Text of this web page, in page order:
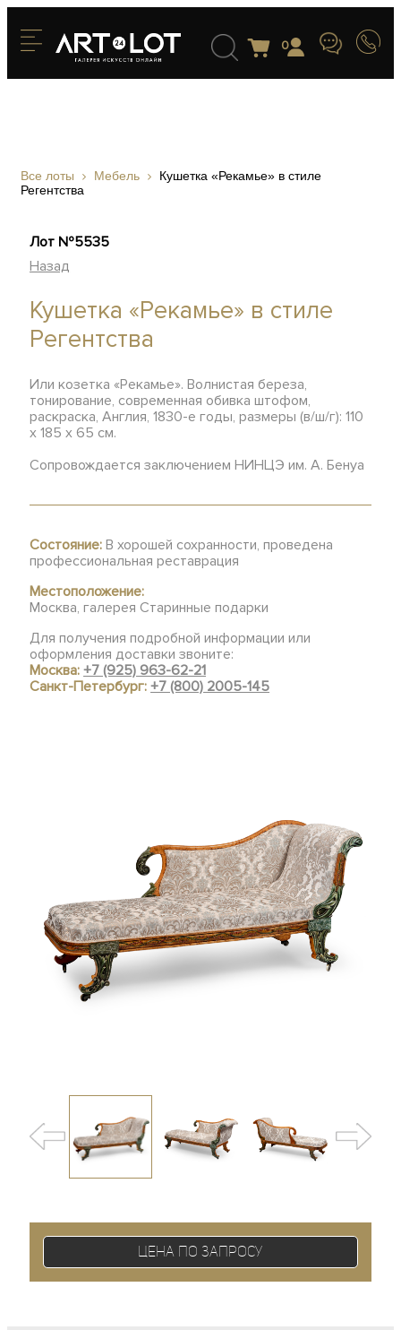
0
Все лоты Мебель
Кушетка «Рекамье» в стиле
Регентства
Лот №5535
Назад
Кушетка «Рекамье» в стиле
Регентства
Или козетка «Рекамье». Волнистая береза,
тонирование, современная обивка штофом,
раскраска, Англия, 1830-е годы, размеры (в/ш/г): 110
х 185 х 65 см.
Сопровождается заключением НИНЦЭ им. А. Бенуа
Состояние: В хорошей сохранности, проведена
профессиональная реставрация
Местоположение:
Москва, галерея Старинные подарки
Для получения подробной информации или
оформления доставки звоните:
Москва:+7 (925) 963-62-21
Санкт-Петербург:+7 (800) 2005-145
Цена по запросу